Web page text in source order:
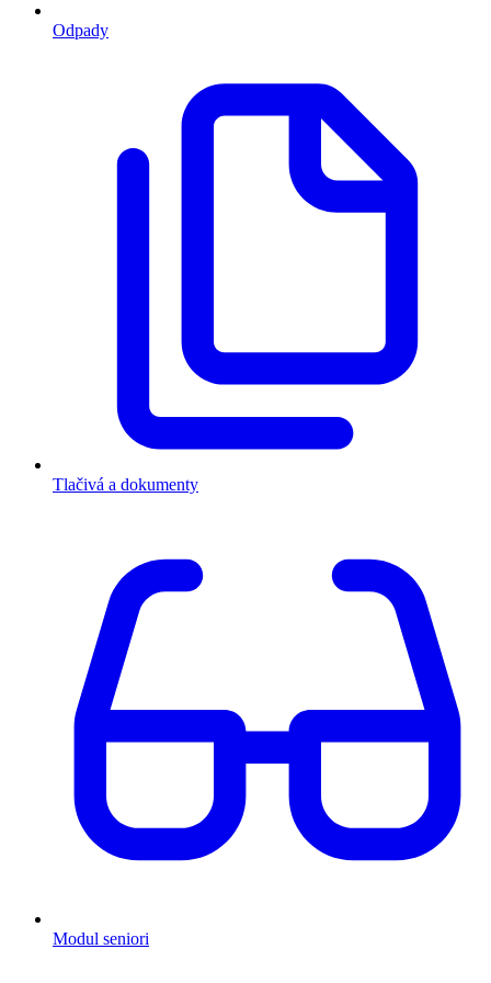
Odpady
Tlačivá a dokumenty
Modul seniori